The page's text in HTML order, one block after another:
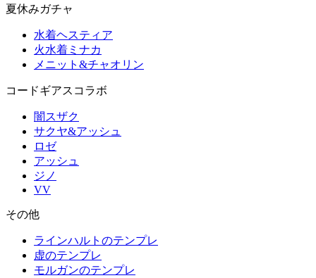
夏休みガチャ
水着ヘスティア
火水着ミナカ
メニット&チャオリン
コードギアスコラボ
闇スザク
サクヤ&アッシュ
ロゼ
アッシュ
ジノ
VV
その他
ラインハルトのテンプレ
虚のテンプレ
モルガンのテンプレ